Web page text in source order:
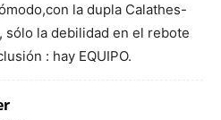
la dupla Calathes-
sólo la debilidad en el rebote
: hay EQUIPO.